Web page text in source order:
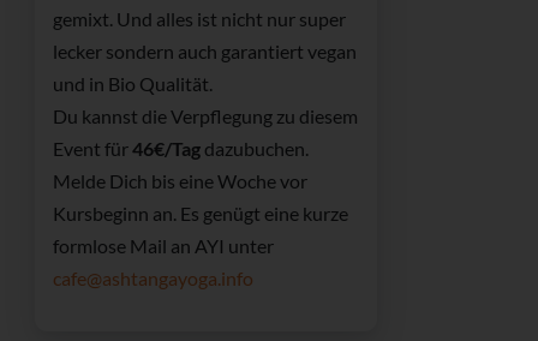
gemixt. Und alles ist nicht nur super
lecker sondern auch garantiert vegan
und in Bio Qualität.
Du kannst die Verpflegung zu diesem
Event für46€/Tag dazubuchen.
Melde Dich bis eine Woche vor
Kursbeginn an. Es genügt eine kurze
formlose Mail an AYI unter
cafe@ashtangayoga.info